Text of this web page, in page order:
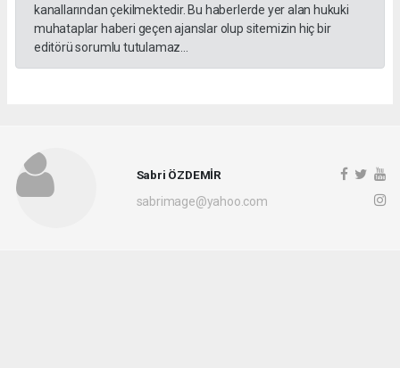
kanallarından çekilmektedir. Bu haberlerde yer alan hukuki
muhataplar haberi geçen ajanslar olup sitemizin hiç bir
editörü sorumlu tutulamaz...
Sabri ÖZDEMİR
sabrimage@yahoo.com